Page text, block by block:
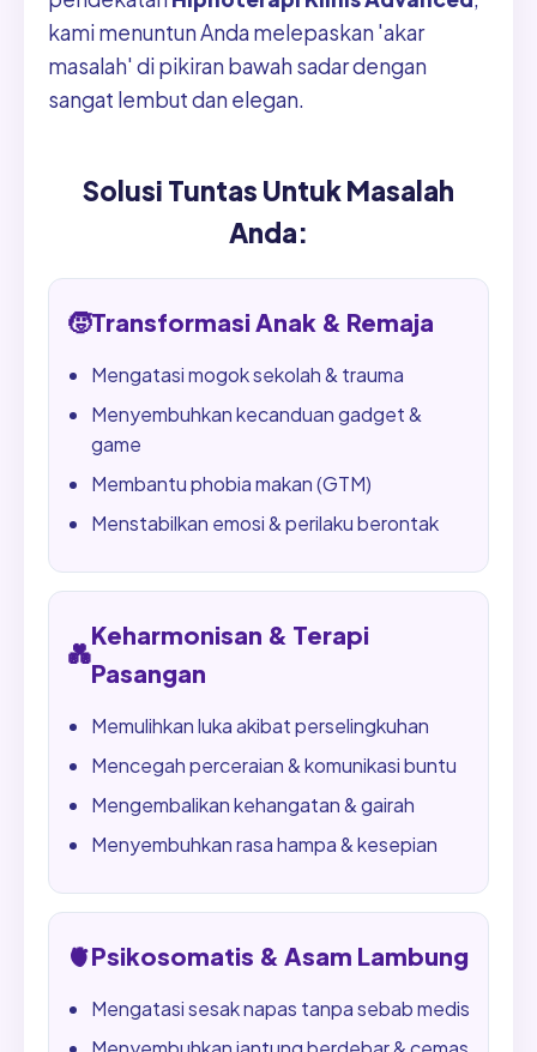
kami menuntun Anda melepaskan 'akar
masalah' di pikiran bawah sadar dengan
sangat lembut dan elegan.
Solusi Tuntas Untuk Masalah
Anda:
🧒Transformasi Anak & Remaja
Mengatasi mogok sekolah & trauma
Menyembuhkan kecanduan gadget &
game
Membantu phobia makan (GTM)
Menstabilkan emosi & perilaku berontak
💑
Keharmonisan & Terapi
Pasangan
Memulihkan luka akibat perselingkuhan
Mencegah perceraian & komunikasi buntu
Mengembalikan kehangatan & gairah
Menyembuhkan rasa hampa & kesepian
🫀Psikosomatis & Asam Lambung
Mengatasi sesak napas tanpa sebab medis